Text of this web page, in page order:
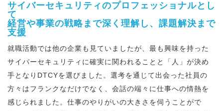
サイバーセキュリティのプロフェッショナルとし
て
経営や事業の戦略まで深く理解し、課題解決まで
支援
就職活動では他の企業も見ていましたが、最も興味を持った
サイバーセキュリティに確実に関われることと「人」が決め
手となりDTCYを選びました。選考を通じて出会った社員の
方々はフランクなだけでなく、会話の端々に仕事への情熱を
感じられました。仕事のやりがいの大きさを伺うことがで